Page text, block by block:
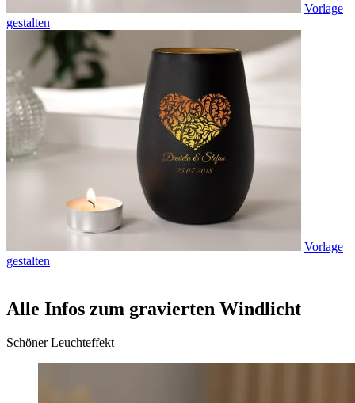
Vorlage
gestalten
Vorlage
gestalten
Alle Infos zum gravierten Windlicht
Schöner Leuchteffekt